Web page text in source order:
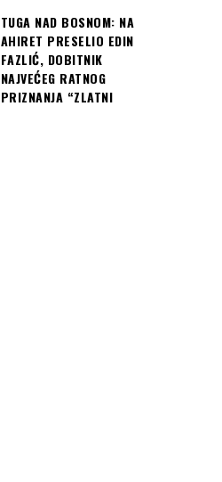
TUGA NAD BOSNOM: NA
AHIRET PRESELIO EDIN
FAZLIĆ, DOBITNIK
NAJVEĆEG RATNOG
PRIZNANJA “ZLATNI